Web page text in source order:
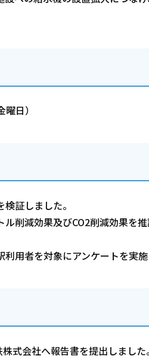
日）
証しました。
削減効果及びCO2削減効果を推
用者を対象にアンケートを実施
式会社へ報告書を提出しました。